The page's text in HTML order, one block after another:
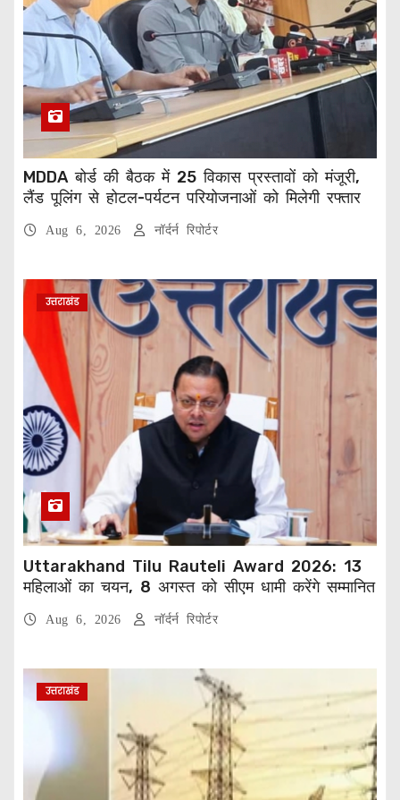
MDDA बोर्ड की बैठक में 25 विकास प्रस्तावों को मंजूरी,
लैंड पूलिंग से होटल-पर्यटन परियोजनाओं को मिलेगी रफ्तार
Aug 6, 2026 नॉर्दर्न रिपोर्टर
उत्तराखंड
Uttarakhand Tilu Rauteli Award 2026: 13
महिलाओं का चयन, 8 अगस्त को सीएम धामी करेंगे सम्मानित
Aug 6, 2026 नॉर्दर्न रिपोर्टर
उत्तराखंड